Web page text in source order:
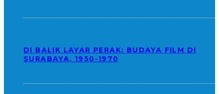
DI BALIK LAYAR PERAK: BUDAYA FILM DI
SURABAYA, 1950-1970